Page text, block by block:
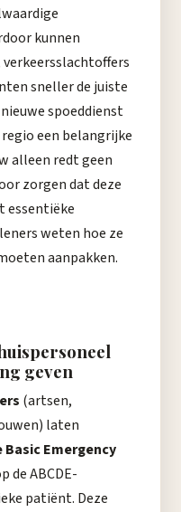
kunnen
sneller de juiste
spoeddienst
een belangrijke
alleen redt geen
zorgen dat deze
essentiëke
weten hoe ze
aanpakken.
geven
(artsen,
laten
Basic Emergency
de ABCDE-
patiënt. Deze